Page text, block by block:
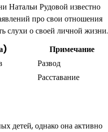
Натальи Рудовой известно
про свои отношения
слухи о своей личной жизни.
Примечание
Развод
Расставание
детей, однако она активно